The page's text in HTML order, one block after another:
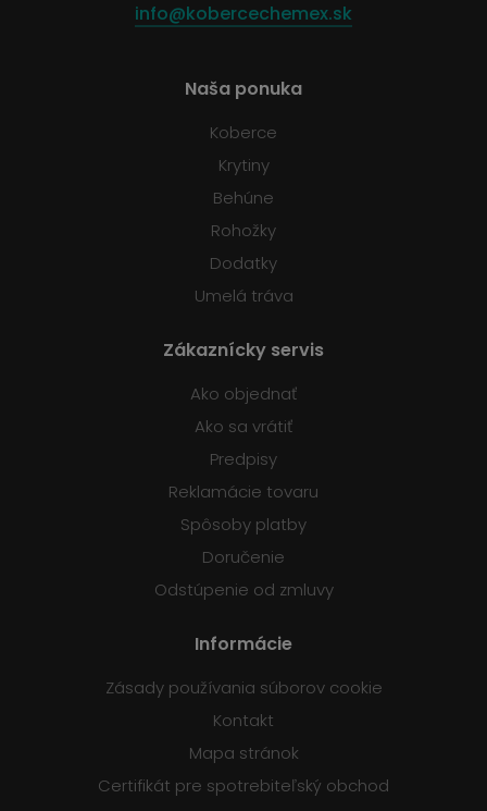
info@kobercechemex.sk
Naša ponuka
Koberce
Krytiny
Behúne
Rohožky
Dodatky
Umelá tráva
Zákaznícky servis
Ako objednať
Ako sa vrátiť
Predpisy
Reklamácie tovaru
Spôsoby platby
Doručenie
Odstúpenie od zmluvy
Informácie
Zásady používania súborov cookie
Kontakt
Mapa stránok
Certifikát pre spotrebiteľský obchod